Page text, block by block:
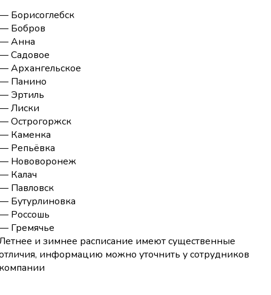
Борисоглебск
Бобров
Анна
Садовое
Архангельское
Панино
Эртиль
Лиски
Острогоржск
Каменка
Репьёвка
Нововоронеж
Калач
Павловск
Бутурлиновка
Россошь
Гремячье
и зимнее расписание имеют существенные
информацию можно уточнить у сотрудников